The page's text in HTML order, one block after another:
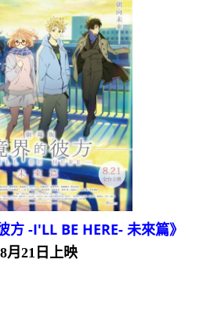
方 -I'LL BE HERE- 未來篇》
8月21日上映